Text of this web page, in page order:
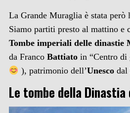
La Grande Muraglia è stata però
Siamo partiti presto al mattino e
Tombe imperiali delle dinastie
da Franco Battiatoin “Centro di
), patrimonio dell’Unescodal
Le tombe della Dinastia